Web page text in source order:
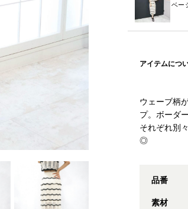
ベー
アイテムにつ
ウェーブ柄
プ。ボーダ
それぞれ別
◎
品番
素材